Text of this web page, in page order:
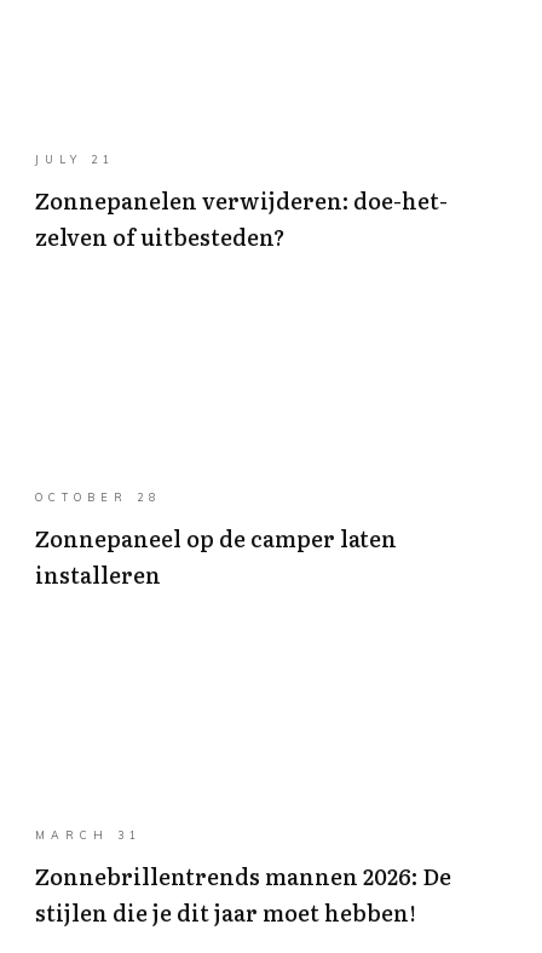
JULY 21
Zonnepanelen verwijderen: doe-het-
zelven of uitbesteden?
OCTOBER 28
Zonnepaneel op de camper laten
installeren
MARCH 31
Zonnebrillentrends mannen 2026: De
stijlen die je dit jaar moet hebben!